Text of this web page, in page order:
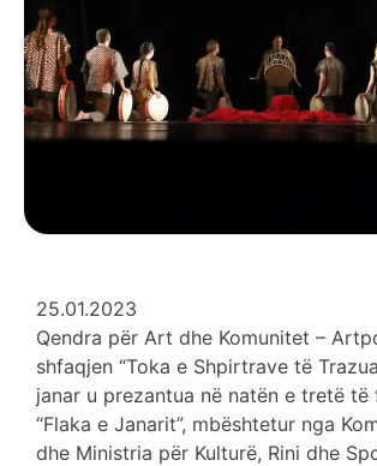
25.01.2023
Qendra për Art dhe Komunitet –
shfaqjen “Toka e Shpirtrave të
janar u prezantua në natën e tretë të
“Flaka e Janarit”, mbështetur nga
dhe Ministria për Kulturë, Rini dhe